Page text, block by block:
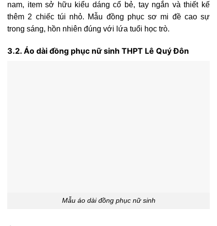
nam, item sở hữu kiểu dáng cổ bẻ, tay ngắn và thiết kế
thêm 2 chiếc túi nhỏ. Mẫu đồng phục sơ mi đề cao sự
trong sáng, hồn nhiên đúng với lứa tuổi học trò.
3.2. Áo dài đồng phục nữ sinh THPT Lê Quý Đôn
Mẫu áo dài đồng phục nữ sinh